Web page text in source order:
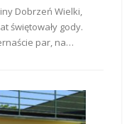
Dobrzeń Wielki,
świętowały gody.
par, na…